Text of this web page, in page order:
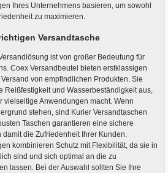
Ihres Unternehmens basieren, um sowohl
zu maximieren.
Versandtasche
ist von großer Bedeutung für
Coex Versandbeutel bieten erstklassigen
von empfindlichen Produkten. Sie
Reißfestigkeit und Wasserbeständigkeit aus,
vielseitige Anwendungen macht. Wenn
stehen, sind Kurier Versandtaschen
Taschen garantieren eine sichere
die Zufriedenheit Ihrer Kunden.
kombinieren Schutz mit Flexibilität, da sie in
sind und sich optimal an die zu
lassen. Bei der Auswahl sollten Sie Ihre